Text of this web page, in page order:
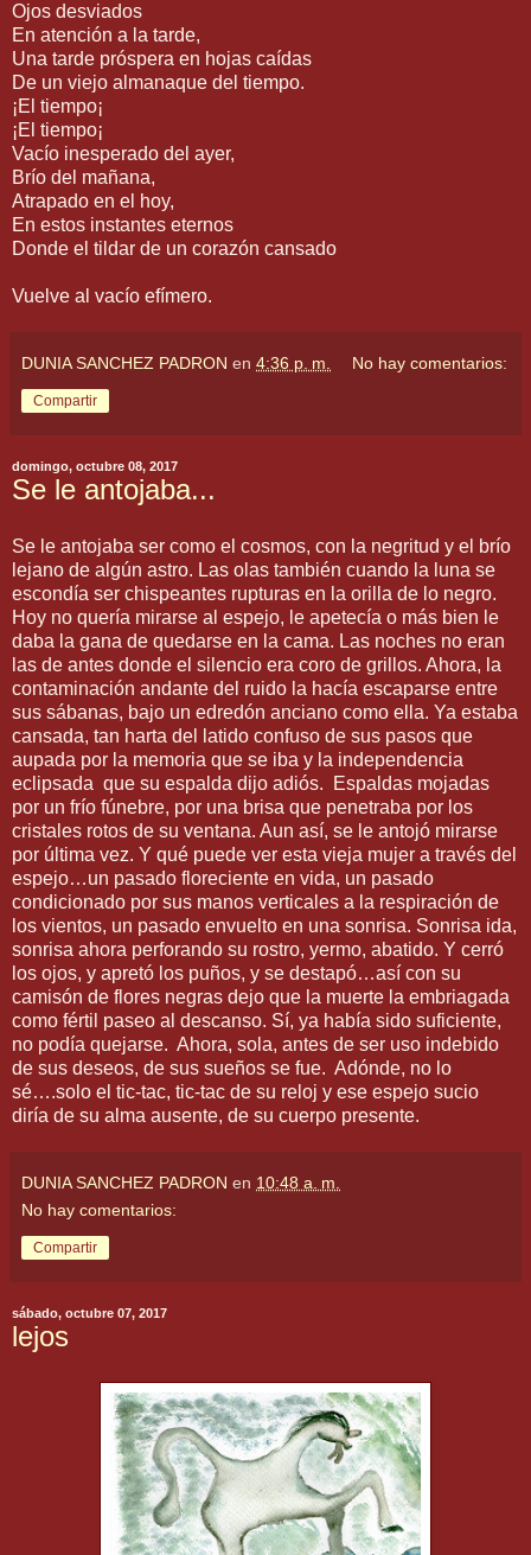
Ojos desviados
En atención a la tarde,
Una tarde próspera en hojas caídas
De un viejo almanaque del tiempo.
¡El tiempo¡
¡El tiempo¡
Vacío inesperado del ayer,
Brío del mañana,
Atrapado en el hoy,
En estos instantes eternos
Donde el tildar de un corazón cansado
Vuelve al vacío efímero.
DUNIA SANCHEZ PADRON en 4:36 p. m. No hay comentarios:
Compartir
domingo, octubre 08, 2017
Se le antojaba...
Se le antojaba ser como el cosmos, con la negritud y el brío
lejano de algún astro. Las olas también cuando la luna se
escondía ser chispeantes rupturas en la orilla de lo negro.
Hoy no quería mirarse al espejo, le apetecía o más bien le
daba la gana de quedarse en la cama. Las noches no eran
las de antes donde el silencio era coro de grillos. Ahora, la
contaminación andante del ruido la hacía escaparse entre
sus sábanas, bajo un edredón anciano como ella. Ya estaba
cansada, tan harta del latido confuso de sus pasos que
aupada por la memoria que se iba y la independencia
eclipsada que su espalda dijo adiós. Espaldas mojadas
por un frío fúnebre, por una brisa que penetraba por los
cristales rotos de su ventana. Aun así, se le antojó mirarse
por última vez. Y qué puede ver esta vieja mujer a través del
espejo…un pasado floreciente en vida, un pasado
condicionado por sus manos verticales a la respiración de
los vientos, un pasado envuelto en una sonrisa. Sonrisa ida,
sonrisa ahora perforando su rostro, yermo, abatido. Y cerró
los ojos, y apretó los puños, y se destapó…así con su
camisón de flores negras dejo que la muerte la embriagada
como fértil paseo al descanso. Sí, ya había sido suficiente,
no podía quejarse. Ahora, sola, antes de ser uso indebido
de sus deseos, de sus sueños se fue. Adónde, no lo
sé….solo el tic-tac, tic-tac de su reloj y ese espejo sucio
diría de su alma ausente, de su cuerpo presente.
DUNIA SANCHEZ PADRON en 10:48 a. m.
No hay comentarios:
Compartir
sábado, octubre 07, 2017
lejos